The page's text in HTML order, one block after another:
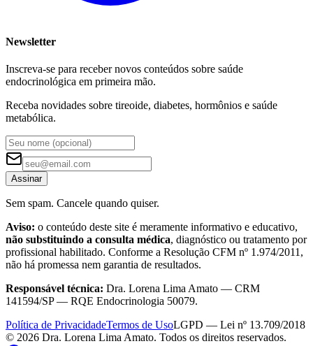
Newsletter
Inscreva-se para receber novos conteúdos sobre saúde
endocrinológica em primeira mão.
Receba novidades sobre tireoide, diabetes, hormônios e saúde
metabólica.
Assinar
Sem spam. Cancele quando quiser.
Aviso: o conteúdo deste site é meramente informativo e educativo,
não substituindo a consulta médica, diagnóstico ou tratamento por
profissional habilitado. Conforme a Resolução CFM nº 1.974/2011,
não há promessa nem garantia de resultados.
Responsável técnica: Dra. Lorena Lima Amato — CRM
141594/SP — RQE Endocrinologia 50079.
Política de PrivacidadeTermos de UsoLGPD — Lei nº 13.709/2018
© 2026 Dra. Lorena Lima Amato. Todos os direitos reservados.